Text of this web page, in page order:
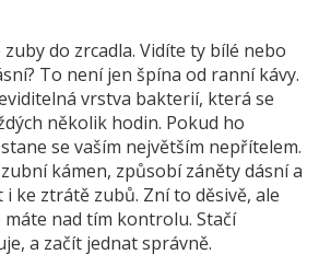
do zrcadla. Vidíte ty bílé nebo
To není jen špína od ranní kávy.
vrstva bakterií, která se
několik hodin. Pokud ho
se vaším největším nepřítelem.
kámen, způsobí záněty dásní a
i ke ztrátě zubů. Zní to děsivě, ale
nad tím kontrolu. Stačí
a začít jednat správně.